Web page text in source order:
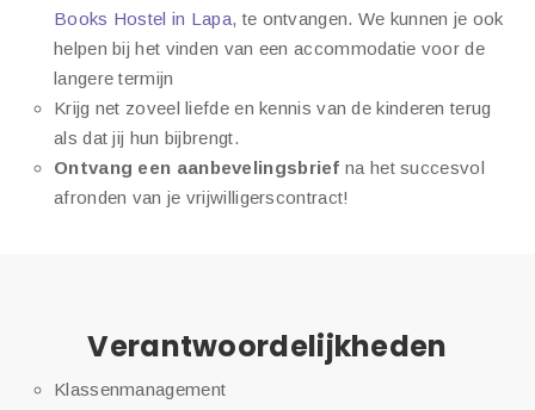
Books Hostel in Lapa, te ontvangen. We kunnen je ook
helpen bij het vinden van een accommodatie voor de
langere termijn
Krijg net zoveel liefde en kennis van de kinderen terug
als dat jij hun bijbrengt.
Ontvang een aanbevelingsbrief na het succesvol
afronden van je vrijwilligerscontract!
Verantwoordelijkheden
Klassenmanagement